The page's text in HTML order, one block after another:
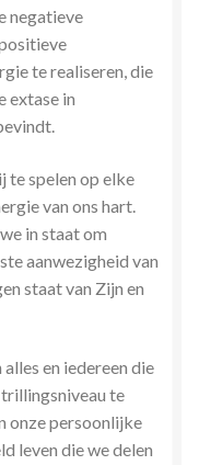
negatieve
te realiseren, die
extase in
te spelen op elke
van ons hart.
in staat om
aanwezigheid van
staat van Zijn en
en iedereen die
te
onze persoonlijke
leven die we delen